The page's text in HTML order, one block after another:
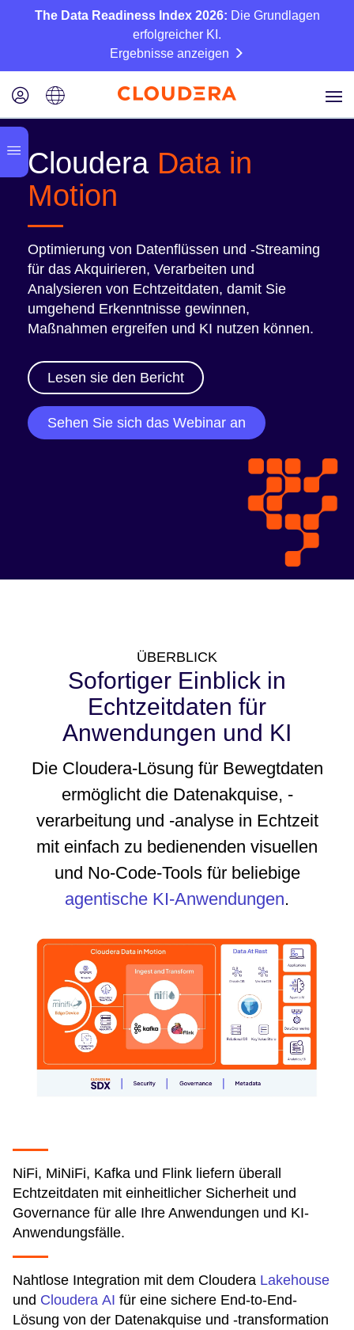
The Data Readiness Index 2026: Die Grundlagen
erfolgreicher KI.
Ergebnisse anzeigen
Cloudera Data in
Motion
Optimierung von Datenflüssen und -Streaming
für das Akquirieren, Verarbeiten und
Analysieren von Echtzeitdaten, damit Sie
umgehend Erkenntnisse gewinnen,
Maßnahmen ergreifen und KI nutzen können.
Lesen sie den Bericht
Sehen Sie sich das Webinar an
ÜBERBLICK
Sofortiger Einblick in
Echtzeitdaten für
Anwendungen und KI
Die Cloudera-Lösung für Bewegtdaten
ermöglicht die Datenakquise, -
verarbeitung und -analyse in Echtzeit
mit einfach zu bedienenden visuellen
und No-Code-Tools für beliebige
agentische KI-Anwendungen.
NiFi, MiNiFi, Kafka und Flink liefern überall
Echtzeitdaten mit einheitlicher Sicherheit und
Governance für alle Ihre Anwendungen und KI-
Anwendungsfälle.
Nahtlose Integration mit dem Cloudera Lakehouse
und Cloudera AI für eine sichere End-to-End-
Lösung von der Datenakquise und -transformation